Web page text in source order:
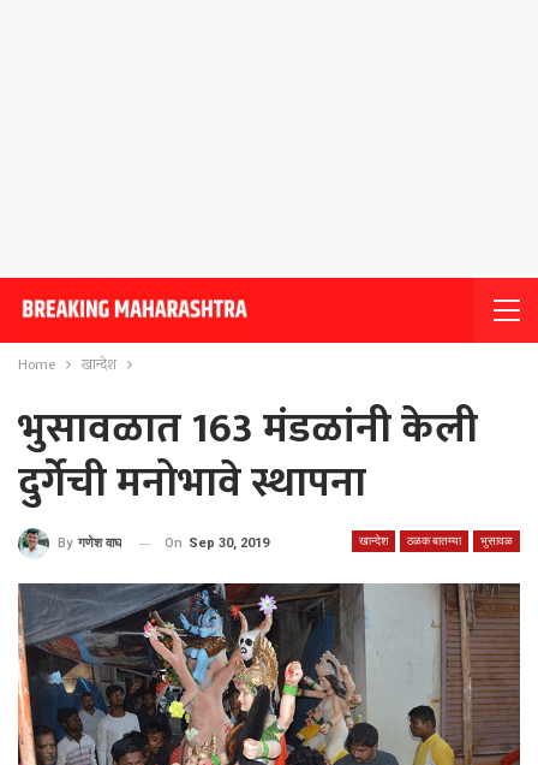
Home खान्देश
भुसावळात 163 मंडळांनी केली
दुर्गेची मनोभावे स्थापना
खान्देश ठळक बातम्या भुसावळ
By गणेश वाघ On Sep 30, 2019